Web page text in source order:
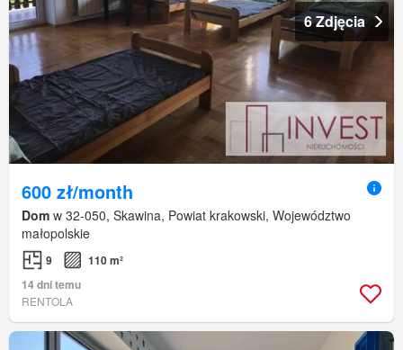
6 Zdjęcia
600 zł/month
Dom w 32-050, Skawina, Powiat krakowski, Województwo
małopolskie
9
110 m²
14 dni temu
RENTOLA